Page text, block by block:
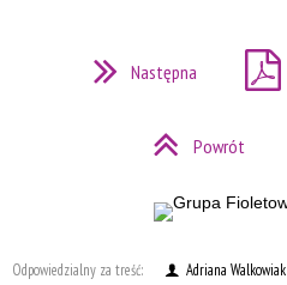
Następna
Powrót
Odpowiedzialny za treść:
Adriana Walkowiak